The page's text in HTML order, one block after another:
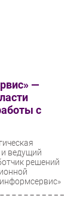
—
с
ведущий
решений